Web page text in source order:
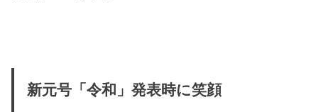
新元号「令和」発表時に笑顔